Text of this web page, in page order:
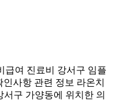
급여 진료비 강서구 임플
사항 관련 정보 라온치
구 가양동에 위치한 의